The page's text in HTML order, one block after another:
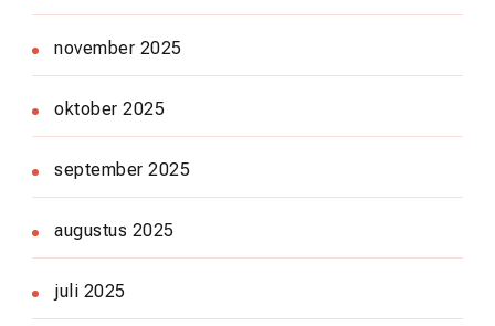
november 2025
oktober 2025
september 2025
augustus 2025
juli 2025